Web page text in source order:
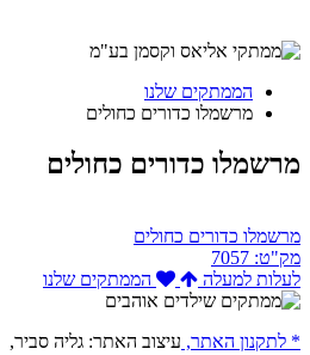
הממתקים שלנו
מרשמלו כדורים כחולים
מרשמלו כדורים כחולים
מרשמלו כדורים כחולים
מק"ט: 7057
לעלות למעלה
הממתקים שלנו
* לתקנון האתר, עיצוב האתר: גליה סביר,